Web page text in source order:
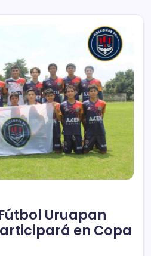
Uruapan
en Copa